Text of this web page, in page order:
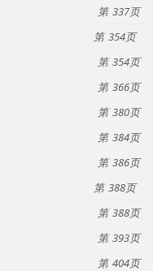
337
354
354
366
380
384
386
388
388
393
404